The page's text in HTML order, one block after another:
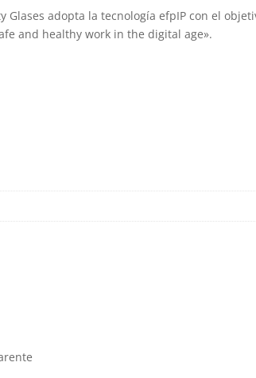
Glases adopta la tecnología efpIP con el
and healthy work in the digital age».